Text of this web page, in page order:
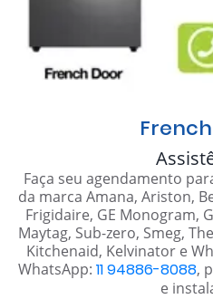
Faça seu agendamento
da marca Amana, Ariston,
Frigidaire, GE Monogram,
Maytag, Sub-zero, Smeg,
Kitchenaid, Kelvinator e
WhatsApp: 11 94886-8088,
e